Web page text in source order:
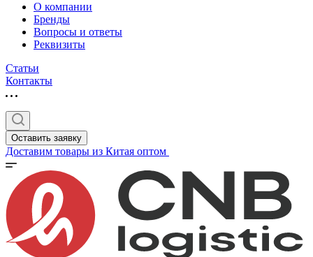
О компании
Бренды
Вопросы и ответы
Реквизиты
Статьи
Контакты
Оставить заявку
Доставим товары из Китая оптом